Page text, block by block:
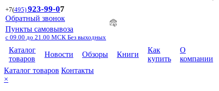
+7(495) 923-99-07
Обратный звонок
Пункты самовывоза
с 09.00 до 21.00 МСК Без выходных
Каталог
товаров
Новости Обзоры Книги
Как
купить
О
компании
Каталог товаров Контакты
×